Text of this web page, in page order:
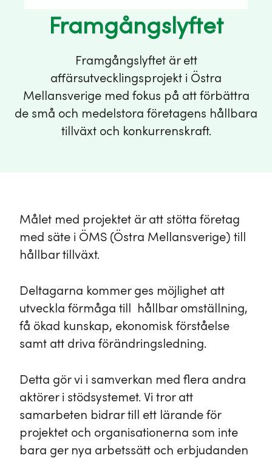
Framgångslyftet
Framgångslyftet är ett
affärsutvecklingsprojekt i Östra
Mellansverige med fokus på att förbättra
de små och medelstora företagens hållbara
tillväxt och konkurrenskraft.
Målet med projektet är att stötta företag
med säte i ÖMS (Östra Mellansverige) till
hållbar tillväxt.
Deltagarna kommer ges möjlighet att
utveckla förmåga till hållbar omställning,
få ökad kunskap, ekonomisk förståelse
samt att driva förändringsledning.
Detta gör vi i samverkan med flera andra
aktörer i stödsystemet. Vi tror att
samarbeten bidrar till ett lärande för
projektet och organisationerna som inte
bara ger nya arbetssätt och erbjudanden